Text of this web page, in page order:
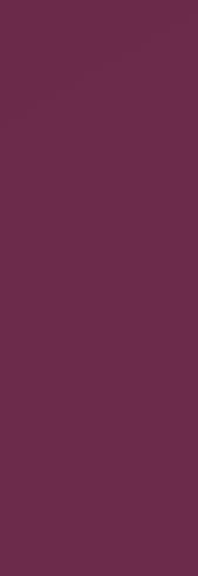
connexion
que la carte
utilisez la
vous êtes en
activé sous
de la dernière
suivantes :